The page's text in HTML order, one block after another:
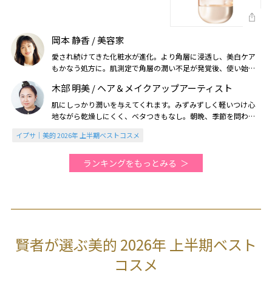
岡本 静香 / 美容家
愛され続けてきた化粧水が進化。より角層に浸透し、美白ケア
もかなう処方に。肌測定で角層の潤い不足が発覚後、使い始め
木部 明美 / ヘア＆メイクアップアーティスト
肌にしっかり潤いを与えてくれます。みずみずしく軽いつけ心
地ながら乾燥しにくく、ベタつきもなし。朝晩、季節を問わず
イプサ｜美的 2026年 上半期ベストコスメ
ランキングをもっとみる
賢者が選ぶ美的 2026年 上半期ベスト
コスメ